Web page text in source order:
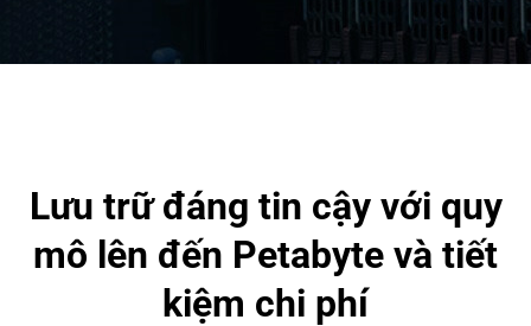
Lưu trữ đáng tin cậy với quy
mô lên đến Petabyte và tiết
kiệm chi phí